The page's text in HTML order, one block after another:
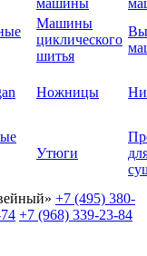
Машины
циклического
шитья
Ножницы
Утюги
+7 (495) 380-
+7 (968) 339-23-84